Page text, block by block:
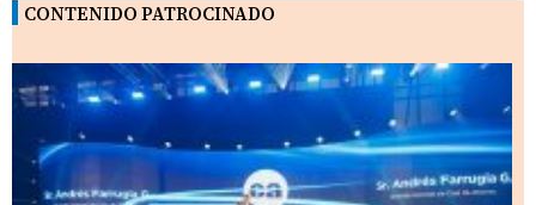
CONTENIDO PATROCINADO